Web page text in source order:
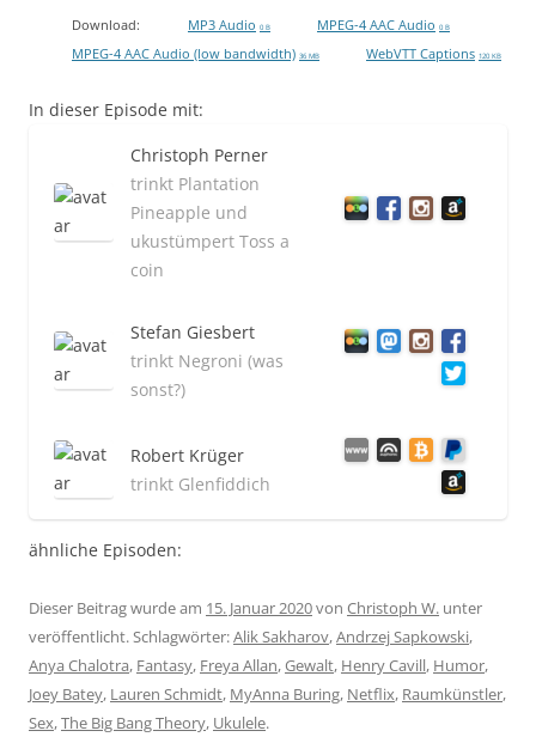
Download: MP3 Audio 0 B MPEG-4 AAC Audio 0 B
MPEG-4 AAC Audio (low bandwidth) 36 MB WebVTT Captions 120 KB
In dieser Episode mit:
Christoph Perner
trinkt Plantation
Pineapple und
ukustümpert Toss a
coin
Stefan Giesbert
trinkt Negroni (was
sonst?)
Robert Krüger
trinkt Glenfiddich
ähnliche Episoden:
Dieser Beitrag wurde am 15. Januar 2020von Christoph W. unter
veröffentlicht. Schlagwörter:Alik Sakharov,Andrzej Sapkowski,
Anya Chalotra, Fantasy, Freya Allan,Gewalt, Henry Cavill, Humor,
Joey Batey, Lauren Schmidt, MyAnna Buring, Netflix, Raumkünstler,
Sex,The Big Bang Theory, Ukulele.